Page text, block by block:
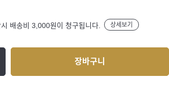
배송비 3,000원이 청구됩니다. 상세보기
장바구니